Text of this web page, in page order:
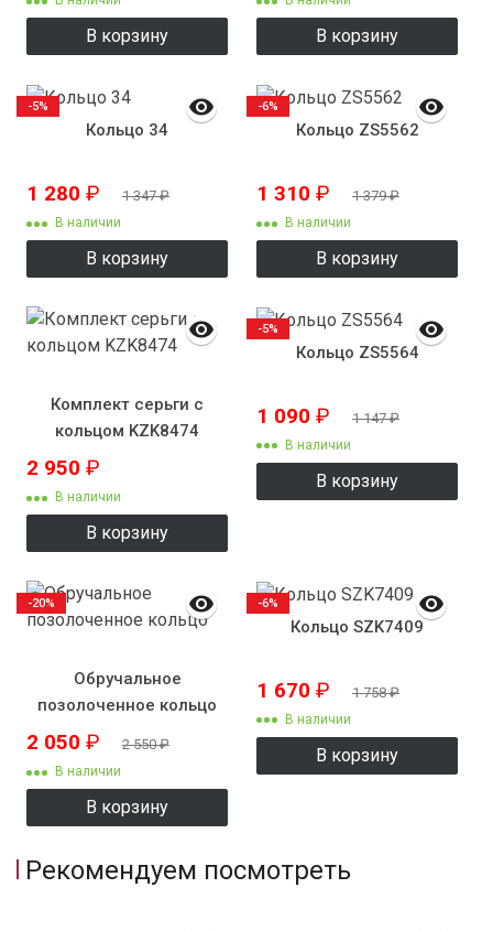
В корзину В корзину
Кольцо 34
1 280 ₽ 1 347₽
В наличии
В корзину
-5%
Кольцо ZS5562
1 310 ₽ 1 379₽
В наличии
В корзину
-6%
Комплект серьги с
кольцом KZK8474
2 950 ₽
В наличии
В корзину
Кольцо ZS5564
1 090 ₽ 1 147₽
В наличии
В корзину
-5%
Обручальное
позолоченное кольцо
2 050 ₽ 2 550₽
В наличии
В корзину
-20%
Кольцо SZK7409
1 670 ₽ 1 758₽
В наличии
В корзину
-6%
Рекомендуем посмотреть